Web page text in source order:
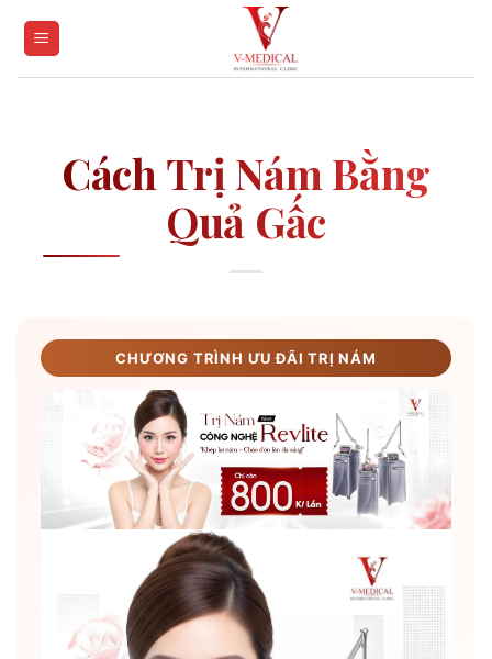
Cách Trị Nám Bằng
Quả Gấc
CHƯƠNG TRÌNH ƯU ĐÃI TRỊ NÁM